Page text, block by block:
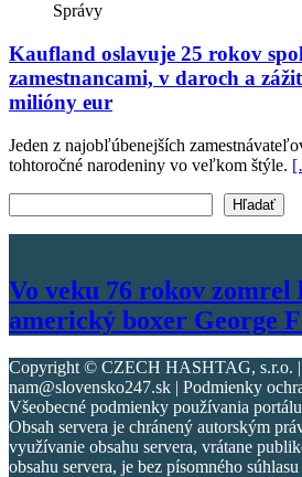
Správy
Kaufland oslavuje 25 rokov
zamestnancami, v daroch a
milióny eur
Jeden z najobľúbenejších
tohtoročné narodeniny vo veľkom štýle.
Hľadať
Vo veku 76 rokov zomrel
americký boxer George
Copyright © CZECH HASHTAG, s.r.o. |
nam@slovensko247.sk | Podmienky
Všeobecné podmienky používania
Obsah servera je chránený autorským
využívanie obsahu servera, vrátane
obsahu servera, je bez písomného súhlasu